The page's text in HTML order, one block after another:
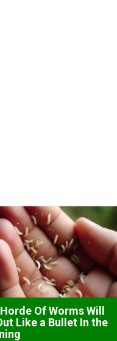
Of Worms Will
Like a Bullet In the